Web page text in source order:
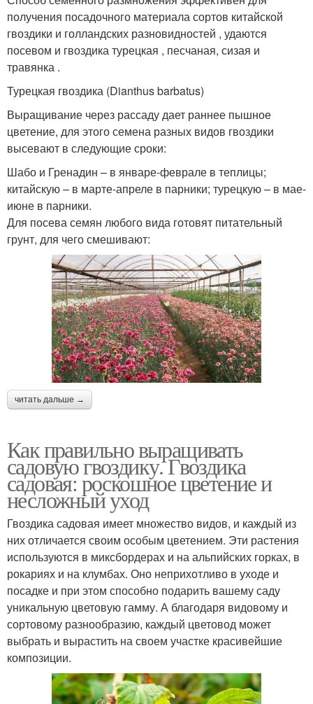
получения посадочного материала сортов китайской
гвоздики и голландских разновидностей , удаются
посевом и гвоздика турецкая , песчаная, сизая и
травянка .
Турецкая гвоздика (Dianthus barbatus)
Выращивание через рассаду дает раннее пышное
цветение, для этого семена разных видов гвоздики
высевают в следующие сроки:
Шабо и Гренадин – в январе-феврале в теплицы;
китайскую – в марте-апреле в парники; турецкую – в мае-
июне в парники.
Для посева семян любого вида готовят питательный
грунт, для чего смешивают:
читать дальше →
Как правильно выращивать
садовую гвоздику. Гвоздика
садовая: роскошное цветение и
несложный уход
Гвоздика садовая имеет множество видов, и каждый из
них отличается своим особым цветением. Эти растения
используются в миксбордерах и на альпийских горках, в
рокариях и на клумбах. Оно неприхотливо в уходе и
посадке и при этом способно подарить вашему саду
уникальную цветовую гамму. А благодаря видовому и
сортовому разнообразию, каждый цветовод может
выбрать и вырастить на своем участке красивейшие
композиции.